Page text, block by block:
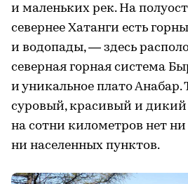
и маленьких рек. На
севернее Хатанги есть
и водопады, — здесь
северная горная система
и уникальное плато
суровый, красивый и дикий
на сотни километров нет
ни населенных пунктов.